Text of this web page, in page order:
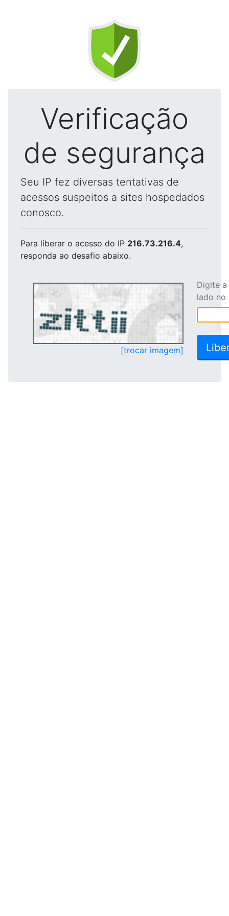
Verificação
de segurança
Seu IP fez diversas tentativas de
acessos suspeitos a sites hospedados
conosco.
Para liberar o acesso do IP 216.73.216.4,
responda ao desafio abaixo.
[trocar imagem]
Digite
lado no